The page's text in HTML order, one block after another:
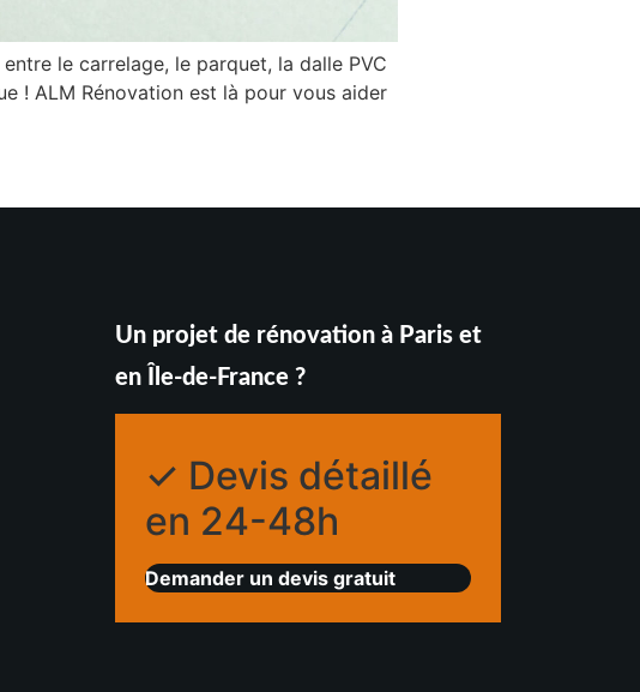
le carrelage, le parquet, la dalle PVC
! ALM Rénovation est là pour vous aider
Un projet de rénovation à Paris et
en Île-de-France ?
✓ Devis détaillé
en 24-48h
Demander un devis gratuit